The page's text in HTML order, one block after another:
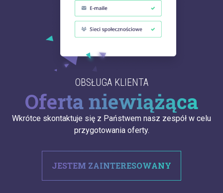
OBSŁUGA KLIENTA
Oferta niewiążąca
Wkrótce skontaktuje się z Państwem nasz zespół w celu
przygotowania oferty.
JESTEM ZAINTERESOWANY